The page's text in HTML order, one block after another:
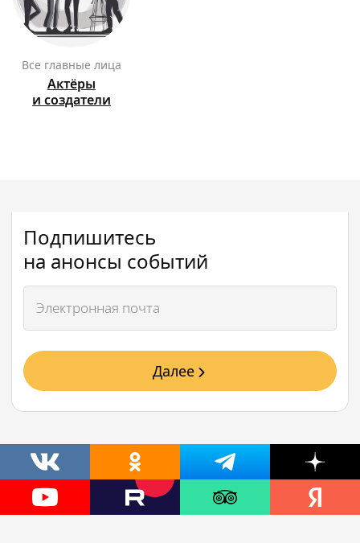
Все главные лица
Актёры
и создатели
Подпишитесь
на анонсы событий
Далее